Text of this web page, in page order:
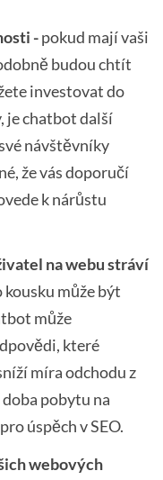
-pokud mají vaši
budou chtít
investovat do
je chatbot další
návštěvníky
že vás doporučí
k nárůstu
na webu stráví
kousku může být
může
které
míra odchodu z
pobytu na
úspěch v SEO.
webových